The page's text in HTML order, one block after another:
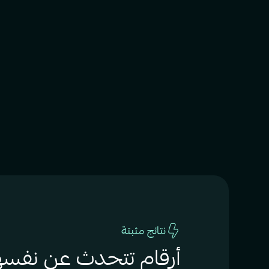
نتائج مثبتة
أرقام تتحدث عن